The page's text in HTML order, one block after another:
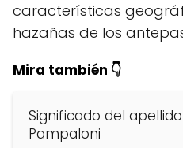
características
hazañas de los
Mira también 👇
Significado del apellido
Pampaloni